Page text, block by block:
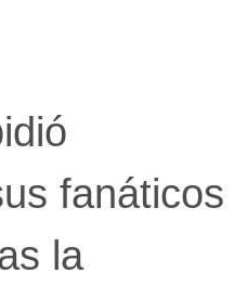
fanáticos
la